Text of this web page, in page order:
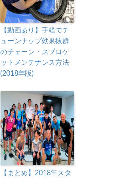
【動画あり】手軽でチ
ューンナップ効果抜群
のチェーン・スプロケ
ットメンテナンス方法
(2018年版)
【まとめ】2018年スタ